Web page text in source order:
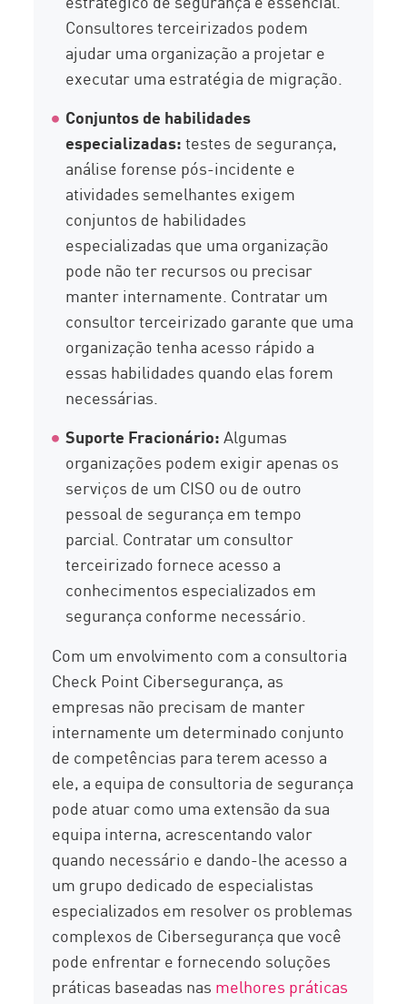
Consultores terceirizados podem
ajudar uma organização a projetar e
executar uma estratégia de migração.
Conjuntos de habilidades
especializadas:testes de segurança,
análise forense pós-incidente e
atividades semelhantes exigem
conjuntos de habilidades
especializadas que uma organização
pode não ter recursos ou precisar
manter internamente. Contratar um
consultor terceirizado garante que uma
organização tenha acesso rápido a
essas habilidades quando elas forem
necessárias.
Suporte Fracionário:Algumas
organizações podem exigir apenas os
serviços de um CISO ou de outro
pessoal de segurança em tempo
parcial. Contratar um consultor
terceirizado fornece acesso a
conhecimentos especializados em
segurança conforme necessário.
Com um envolvimento com a consultoria
Check Point Cibersegurança, as
empresas não precisam de manter
internamente um determinado conjunto
de competências para terem acesso a
ele, a equipa de consultoria de segurança
pode atuar como uma extensão da sua
equipa interna, acrescentando valor
quando necessário e dando-lhe acesso a
um grupo dedicado de especialistas
especializados em resolver os problemas
complexos de Cibersegurança que você
pode enfrentar e fornecendo soluções
práticas baseadas nas melhores práticas